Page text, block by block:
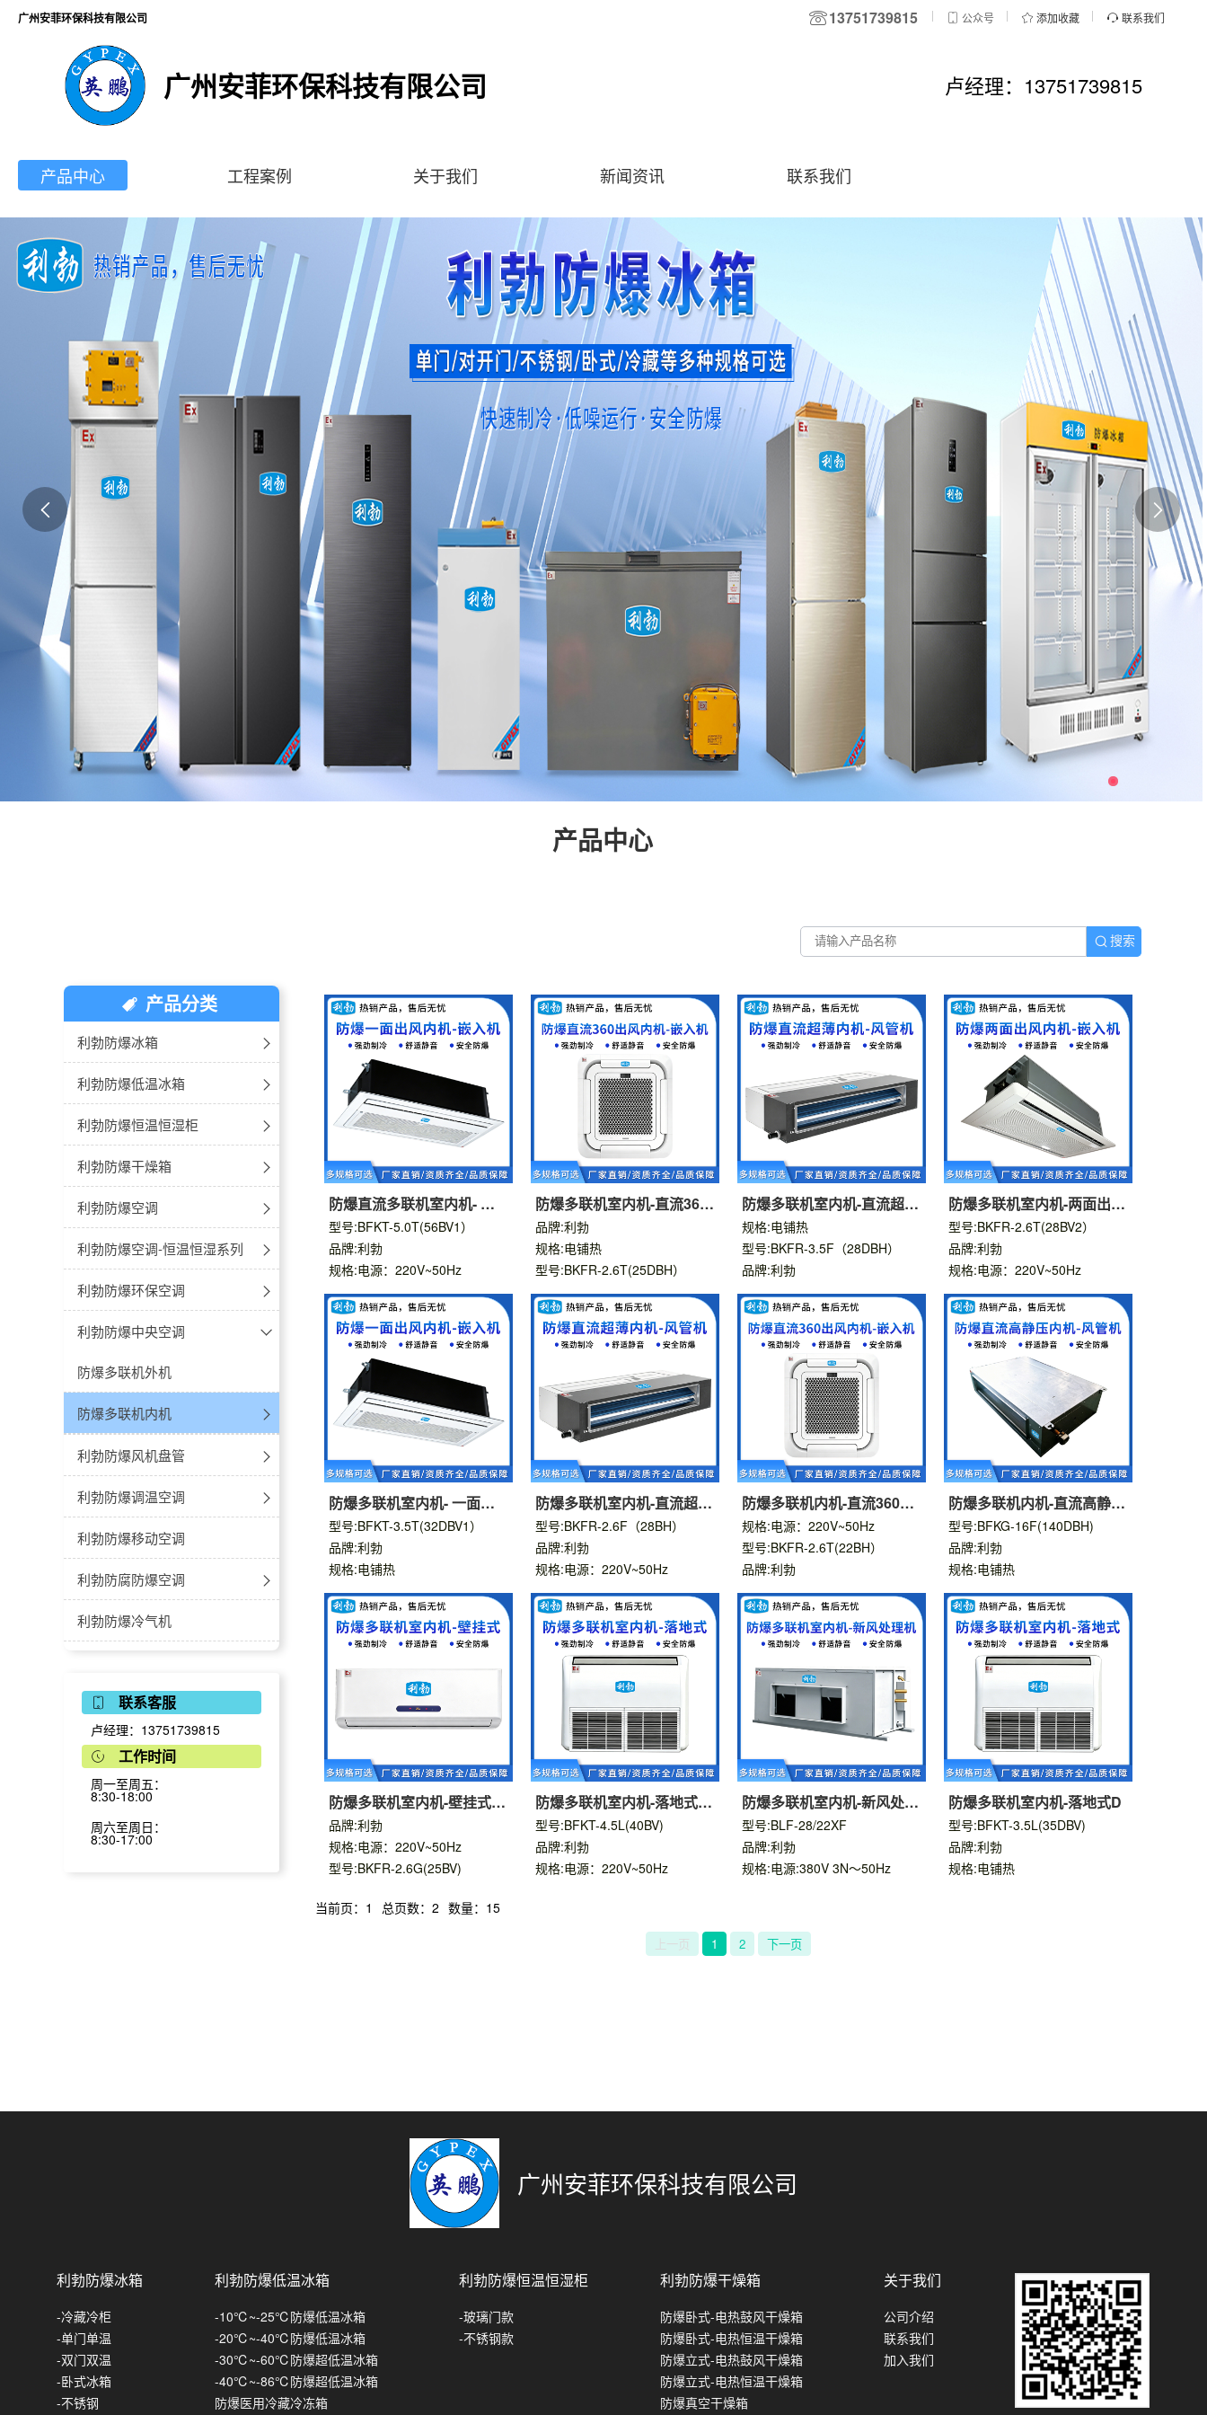
广州安菲环保科技有限公司 13751739815 公众号 添加收藏 联系我们
广州安菲环保科技有限公司 卢经理：13751739815
产品中心
联系客服
卢经理：13751739815
工作时间
周一至周五：
8:30-18:00
周六至周日：
8:30-17:00
搜索
产品分类
利勃防爆冰箱
-冷藏冷柜
-单门单温
-双门双温
-卧式冰箱
-不锈钢
冷藏款
冷冻款
-多门多温
-双温对开门
-低温双门双温防爆冰箱
利勃防爆低温冰箱
-10℃~-25℃防爆低温冰箱
-20℃~-40℃防爆低温冰箱
-30℃~-60℃防爆超低温冰箱
-40℃~-86℃防爆超低温冰箱
防爆医用冷藏冷冻箱
2℃~8℃防爆医用冷藏箱
8℃~20℃防爆药品阴凉箱
4℃防爆血液冷藏箱
防爆层析柜
20℃~55℃防爆加温保存箱
利勃防爆恒温恒湿柜
-玻璃门款
-不锈钢款
利勃防爆干燥箱
防爆卧式-电热鼓风干燥箱
防爆卧式-电热恒温干燥箱
防爆立式-电热鼓风干燥箱
防爆立式-电热恒温干燥箱
防爆真空干燥箱
利勃防爆空调
防爆空调-壁挂式
防爆空调-立柜式
防爆空调-天花机
防爆空调-风管机
防爆空调-窗式空调
防爆空调-高温型
利勃防爆空调-恒温恒湿系列
立柜式
吊顶式
利勃防爆环保空调
安装式
移动式大风量
移动式小风量
利勃防爆中央空调
防爆多联机外机
防爆多联机内机
多联机壁挂式
多联机落地式
新风处理机
多联机嵌入机
多联机风管机
利勃防爆风机盘管
卡式
柜式
卧式暗装
卧式明装
立式暗装
挂式
利勃防爆调温空调
-立柜式
-风管式
利勃防爆移动空调
利勃防腐防爆空调
防腐空调-壁挂式
防腐空调-风管式
防腐空调-嵌入式
利勃防爆冷气机
英鹏防爆除湿机
防爆工业除湿机
防爆吊顶式除湿机
防爆低温除湿机
英鹏防爆加湿机
防爆湿膜加湿机
防爆超声波加湿机
英鹏防爆风幕机
防爆风幕机-自然风
防爆风幕机-冷库系列
英鹏防爆真空包装机
英鹏防爆收缩机
防爆冲击钻
无冲击
带冲击
防爆电动扳手
常规A款-电动扳手
常规B款-电动扳手
防爆电锤
防爆角磨机
英鹏防爆吸尘器
防爆手持式吸尘器
30L-防爆吸尘器
50L-防爆吸尘器
英鹏防爆洗地机
英鹏防爆扫地机
英鹏防爆吹地机
产品中心 工程案例 关于我们 新闻资讯 联系我们
防爆直流多联机室内机- —
面出风嵌入机
型号:BFKT-5.0T(56BV1）
品牌:利勃
规格:电源：220V~50Hz
防爆多联机室内机-直流360
出风嵌入机D
品牌:利勃
规格:电铺热
型号:BKFR-2.6T(25DBH）
防爆多联机室内机-直流超薄
风管机D
规格:电铺热
型号:BKFR-3.5F（28DBH）
品牌:利勃
防爆多联机室内机-两面出风
嵌入机
型号:BKFR-2.6T(28BV2）
品牌:利勃
规格:电源：220V~50Hz
防爆多联机室内机- 一面出
风嵌入机D
型号:BFKT-3.5T(32DBV1）
品牌:利勃
规格:电铺热
防爆多联机室内机-直流超薄
风管机
型号:BKFR-2.6F（28BH）
品牌:利勃
规格:电源：220V~50Hz
防爆多联机内机-直流360出
风嵌入机
规格:电源：220V~50Hz
型号:BKFR-2.6T(22BH）
品牌:利勃
防爆多联机内机-直流高静压
风管机D
型号:BFKG-16F(140DBH)
品牌:利勃
规格:电铺热
防爆多联机室内机-壁挂式室
内机
品牌:利勃
规格:电源：220V~50Hz
型号:BKFR-2.6G(25BV)
防爆多联机室内机-落地式室
内机
型号:BFKT-4.5L(40BV)
品牌:利勃
规格:电源：220V~50Hz
防爆多联机室内机-新风处理
机
型号:BLF-28/22XF
品牌:利勃
规格:电源:380V 3N～50Hz
防爆多联机室内机-落地式D
型号:BFKT-3.5L(35DBV)
品牌:利勃
规格:电铺热
当前页：1 总页数：2 数量：15
上一页 1 2 下一页
广州安菲环保科技有限公司
利勃防爆冰箱
-冷藏冷柜
-单门单温
-双门双温
-卧式冰箱
-不锈钢
利勃防爆低温冰箱
-10℃~-25℃防爆低温冰箱
-20℃~-40℃防爆低温冰箱
-30℃~-60℃防爆超低温冰箱
-40℃~-86℃防爆超低温冰箱
防爆医用冷藏冷冻箱
利勃防爆恒温恒湿柜
-玻璃门款
-不锈钢款
利勃防爆干燥箱
防爆卧式-电热鼓风干燥箱
防爆卧式-电热恒温干燥箱
防爆立式-电热鼓风干燥箱
防爆立式-电热恒温干燥箱
防爆真空干燥箱
关于我们
公司介绍
联系我们
加入我们